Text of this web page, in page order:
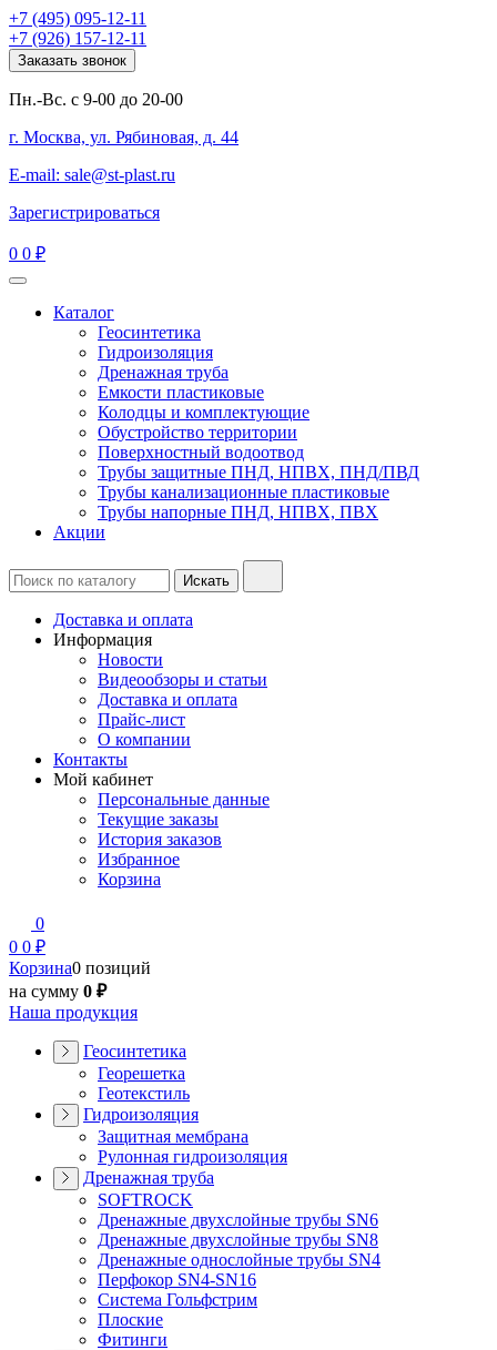
+7 (495) 095-12-11
+7 (926) 157-12-11
Заказать звонок
Пн.-Вс. с 9-00 до 20-00
г. Москва, ул. Рябиновая, д. 44
E-mail: sale@st-plast.ru
Зарегистрироваться
0 0 ₽
Каталог
Геосинтетика
Гидроизоляция
Дренажная труба
Емкости пластиковые
Колодцы и комплектующие
Обустройство территории
Поверхностный водоотвод
Трубы защитные ПНД, НПВХ, ПНД/ПВД
Трубы канализационные пластиковые
Трубы напорные ПНД, НПВХ, ПВХ
Акции
Доставка и оплата
Информация
Новости
Видеообзоры и статьи
Доставка и оплата
Прайс-лист
О компании
Контакты
Мой кабинет
Персональные данные
Текущие заказы
История заказов
Избранное
Корзина
0
0 0 ₽
Корзина0 позиций
на сумму 0 ₽
Наша продукция
Геосинтетика
Георешетка
Геотекстиль
Гидроизоляция
Защитная мембрана
Рулонная гидроизоляция
Дренажная труба
SOFTROCK
Дренажные двухслойные трубы SN6
Дренажные двухслойные трубы SN8
Дренажные однослойные трубы SN4
Перфокор SN4-SN16
Система Гольфстрим
Плоские
Фитинги